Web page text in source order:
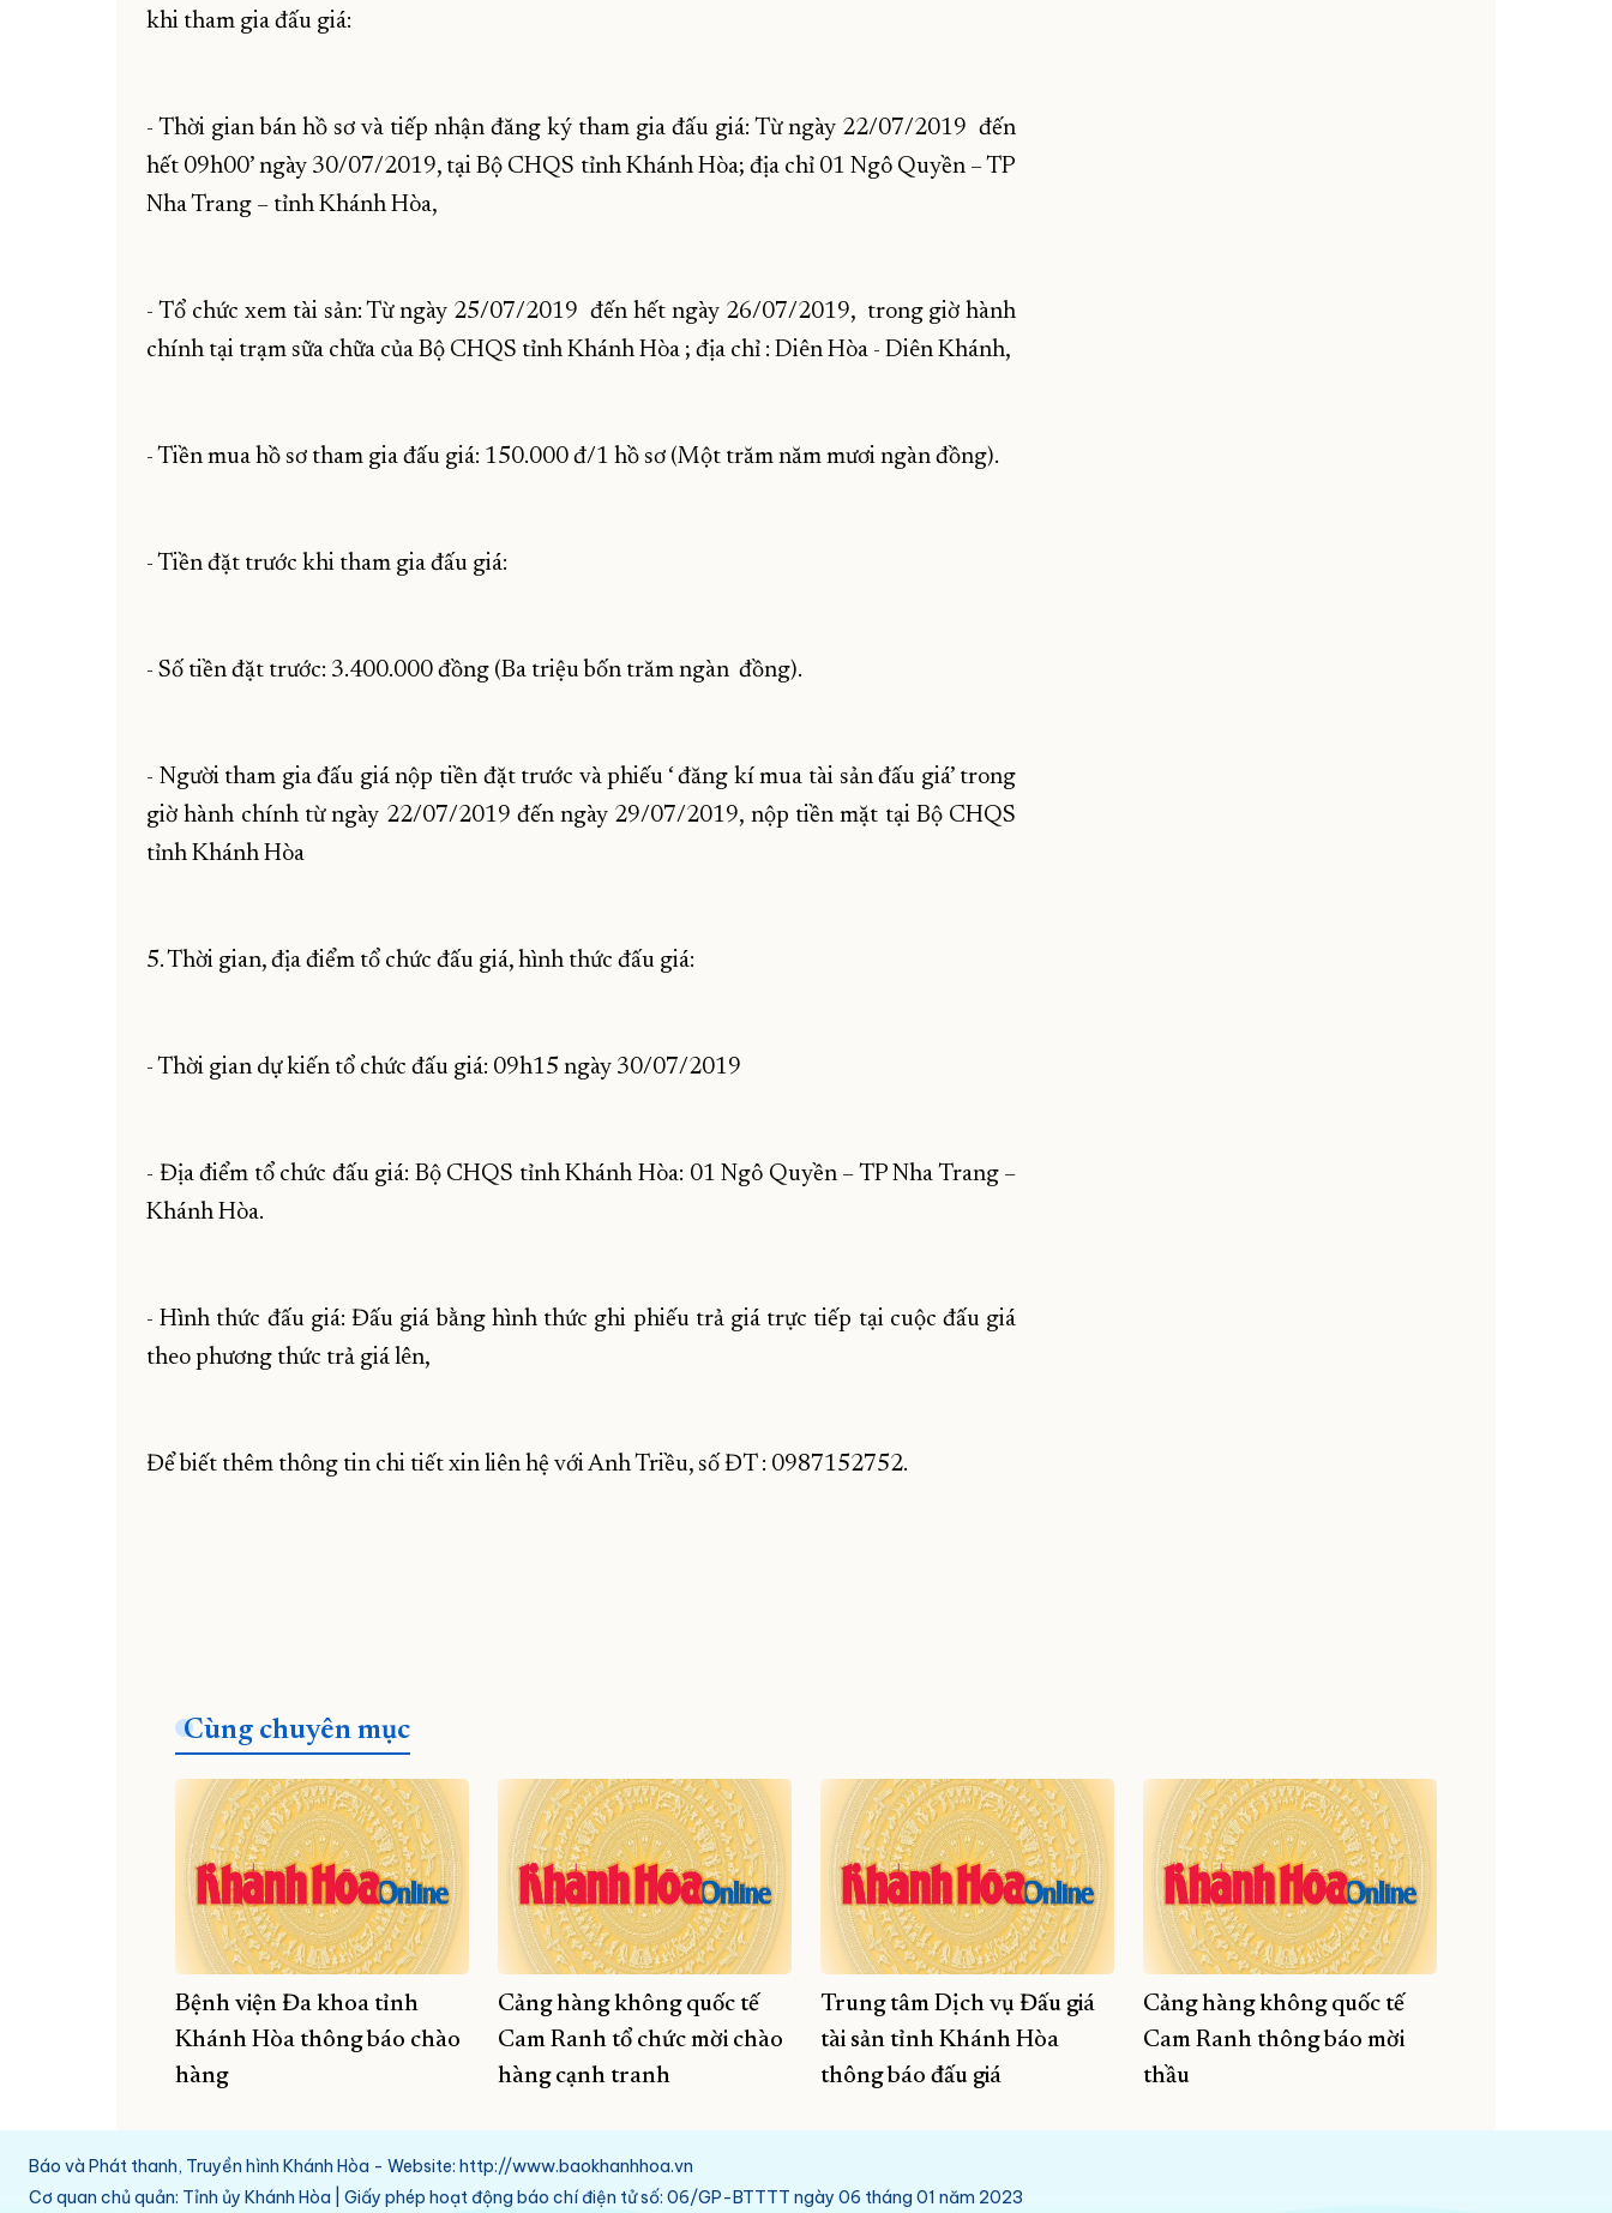
khi tham gia đấu giá:
- Thời gian bán hồ sơ và tiếp nhận đăng ký tham gia đấu giá: Từ ngày 22/07/2019 đến
hết 09h00’ ngày 30/07/2019, tại Bộ CHQS tỉnh Khánh Hòa; địa chỉ 01 Ngô Quyền – TP
Nha Trang – tỉnh Khánh Hòa,
- Tổ chức xem tài sản: Từ ngày 25/07/2019 đến hết ngày 26/07/2019, trong giờ hành
chính tại trạm sữa chữa của Bộ CHQS tỉnh Khánh Hòa ; địa chỉ : Diên Hòa - Diên Khánh,
- Tiền mua hồ sơ tham gia đấu giá: 150.000 đ/1 hồ sơ (Một trăm năm mươi ngàn đồng).
- Tiền đặt trước khi tham gia đấu giá:
- Số tiền đặt trước: 3.400.000 đồng (Ba triệu bốn trăm ngàn đồng).
- Người tham gia đấu giá nộp tiền đặt trước và phiếu ‘ đăng kí mua tài sản đấu giá’ trong
giờ hành chính từ ngày 22/07/2019 đến ngày 29/07/2019, nộp tiền mặt tại Bộ CHQS
tỉnh Khánh Hòa
5. Thời gian, địa điểm tổ chức đấu giá, hình thức đấu giá:
- Thời gian dự kiến tổ chức đấu giá: 09h15 ngày 30/07/2019
- Địa điểm tổ chức đấu giá: Bộ CHQS tỉnh Khánh Hòa: 01 Ngô Quyền – TP Nha Trang –
Khánh Hòa.
- Hình thức đấu giá: Đấu giá bằng hình thức ghi phiếu trả giá trực tiếp tại cuộc đấu giá
theo phương thức trả giá lên,
Để biết thêm thông tin chi tiết xin liên hệ với Anh Triều, số ĐT : 0987152752.
Cùng chuyên mục
Bệnh viện Đa khoa tỉnh
Khánh Hòa thông báo chào
hàng
Cảng hàng không quốc tế
Cam Ranh tổ chức mời chào
hàng cạnh tranh
Trung tâm Dịch vụ Đấu giá
tài sản tỉnh Khánh Hòa
thông báo đấu giá
Cảng hàng không quốc tế
Cam Ranh thông báo mời
thầu
Báo và Phát thanh, Truyền hình Khánh Hòa - Website: http://www.baokhanhhoa.vn
Cơ quan chủ quản: Tỉnh ủy Khánh Hòa | Giấy phép hoạt động báo chí điện tử số: 06/GP-BTTTT ngày 06 tháng 01 năm 2023